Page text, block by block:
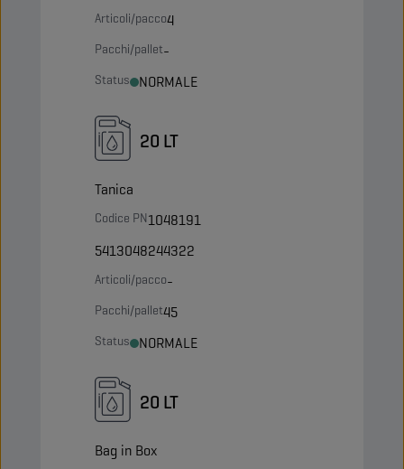
Articoli/pacco4
Pacchi/pallet-
Status NORMALE
20 LT
Tanica
Codice PN1048191
5413048244322
Articoli/pacco-
Pacchi/pallet45
Status NORMALE
20 LT
Bag in Box